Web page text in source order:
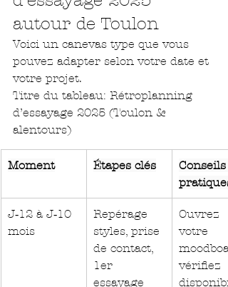
autour de Toulon
Voici un canevas type que vous
pouvez adapter selon votre date et
votre projet.
Titre du tableau: Rétroplanning
d’essayage 2025 (Toulon &
alentours)
Moment Étapes clés
Conseils
pratiques
J‑12 à J‑10
mois
Repérage
styles, prise
de contact,
1er
essayage
Ouvrez
votre
vérifiez